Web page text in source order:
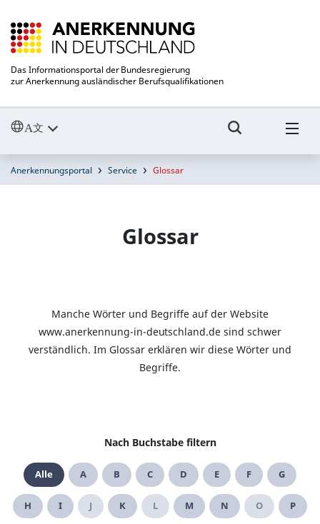
Das Informationsportal der Bundesregierung
zur Anerkennung ausländischer Berufsqualifikationen
Anerkennungsportal Service Glossar
Glossar
Manche Wörter und Begriffe auf der Website
www.anerkennung-in-deutschland.de sind schwer
verständlich. Im Glossar erklären wir diese Wörter und
Begriffe.
Nach Buchstabe filtern
Alle A B C D E F G
H I J K L M N O P